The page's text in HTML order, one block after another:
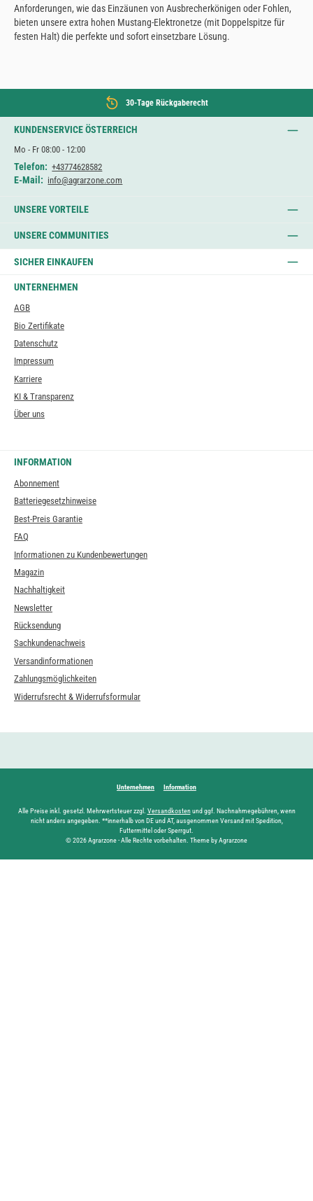
Anforderungen, wie das Einzäunen von Ausbrecherkönigen oder Fohlen,
bieten unsere extra hohen Mustang-Elektronetze (mit Doppelspitze für
festen Halt) die perfekte und sofort einsetzbare Lösung.
30-Tage Rückgaberecht
KUNDENSERVICE ÖSTERREICH
Mo - Fr 08:00 - 12:00
Telefon: +43774628582
E-Mail: info@agrarzone.com
UNSERE VORTEILE
UNSERE COMMUNITIES
SICHER EINKAUFEN
UNTERNEHMEN
AGB
Bio Zertifikate
Datenschutz
Impressum
Karriere
KI & Transparenz
Über uns
INFORMATION
Abonnement
Batteriegesetzhinweise
Best-Preis Garantie
FAQ
Informationen zu Kundenbewertungen
Magazin
Nachhaltigkeit
Newsletter
Rücksendung
Sachkundenachweis
Versandinformationen
Zahlungsmöglichkeiten
Widerrufsrecht & Widerrufsformular
Unternehmen Information
Alle Preise inkl. gesetzl. Mehrwertsteuer zzgl. Versandkostenund ggf. Nachnahmegebühren, wenn
nicht anders angegeben. **innerhalb von DE und AT, ausgenommen Versand mit Spedition,
Futtermittel oder Sperrgut.
© 2026 Agrarzone - Alle Rechte vorbehalten. Theme by Agrarzone